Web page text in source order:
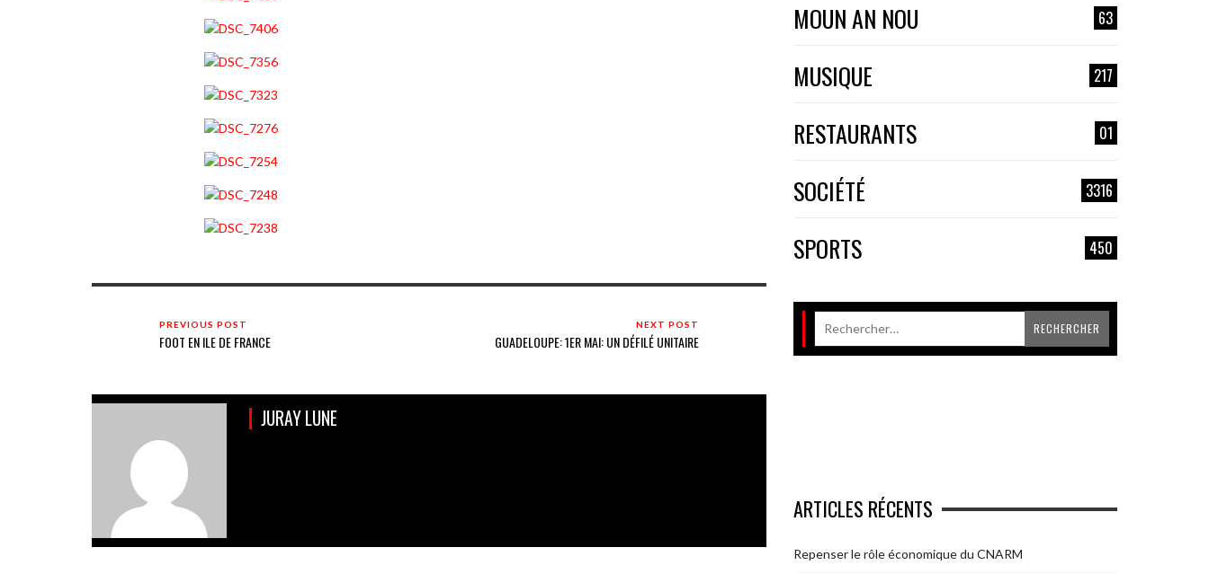
PREVIOUS POST
FOOT EN ILE DE FRANCE
NEXT POST
GUADELOUPE: 1ER MAI: UN DÉFILÉ UNITAIRE
JURAY LUNE
MOUN AN NOU 63
MUSIQUE 217
RESTAURANTS 01
SOCIÉTÉ 3316
SPORTS 450
ARTICLES RÉCENTS
Repenser le rôle économique du CNARM